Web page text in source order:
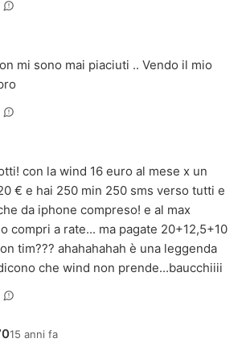
mi sono mai piaciuti .. Vendo il mio
con la wind 16 euro al mese x un
€ e hai 250 min 250 sms verso tutti e
da iphone compreso! e al max
compri a rate... ma pagate 20+12,5+10
tim??? ahahahahah è una leggenda
che wind non prende...baucchiiii
15 anni fa